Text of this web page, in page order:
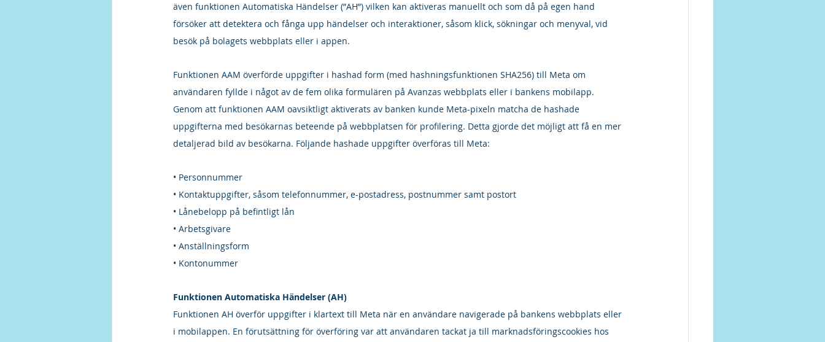
även funktionen Automatiska Händelser (”AH”) vilken kan aktiveras manuellt och som då på egen hand
försöker att detektera och fånga upp händelser och interaktioner, såsom klick, sökningar och menyval, vid
besök på bolagets webbplats eller i appen.
Funktionen AAM överförde uppgifter i hashad form (med hashningsfunktionen SHA256) till Meta om
användaren fyllde i något av de fem olika formulären på Avanzas webbplats eller i bankens mobilapp.
Genom att funktionen AAM oavsiktligt aktiverats av banken kunde Meta-pixeln matcha de hashade
uppgifterna med besökarnas beteende på webbplatsen för profilering. Detta gjorde det möjligt att få en mer
detaljerad bild av besökarna. Följande hashade uppgifter överföras till Meta:
• Personnummer
• Kontaktuppgifter, såsom telefonnummer, e-postadress, postnummer samt postort
• Lånebelopp på befintligt lån
• Arbetsgivare
• Anställningsform
• Kontonummer
Funktionen Automatiska Händelser (AH)
Funktionen AH överför uppgifter i klartext till Meta när en användare navigerade på bankens webbplats eller
i mobilappen. En förutsättning för överföring var att användaren tackat ja till marknadsföringscookies hos